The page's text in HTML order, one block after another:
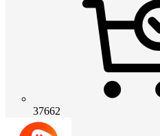
37662